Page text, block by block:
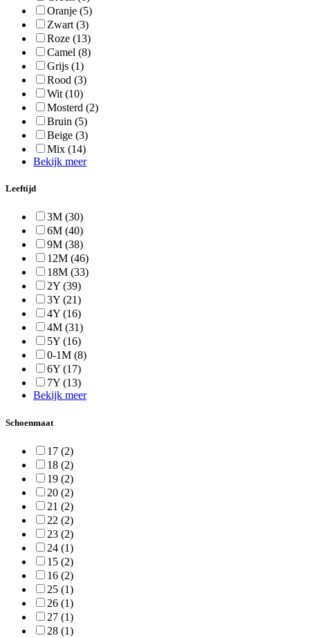
Oranje (5)
Zwart (3)
Roze (13)
Camel (8)
Grijs (1)
Rood (3)
Wit (10)
Mosterd (2)
Bruin (5)
Beige (3)
Mix (14)
Bekijk meer
Leeftijd
3M (30)
6M (40)
9M (38)
12M (46)
18M (33)
2Y (39)
3Y (21)
4Y (16)
4M (31)
5Y (16)
0-1M (8)
6Y (17)
7Y (13)
Bekijk meer
Schoenmaat
17 (2)
18 (2)
19 (2)
20 (2)
21 (2)
22 (2)
23 (2)
24 (1)
15 (2)
16 (2)
25 (1)
26 (1)
27 (1)
28 (1)